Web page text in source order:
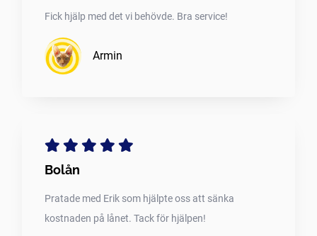
Fick hjälp med det vi behövde. Bra service!
Armin
Bolån
Pratade med Erik som hjälpte oss att sänka
kostnaden på lånet. Tack för hjälpen!